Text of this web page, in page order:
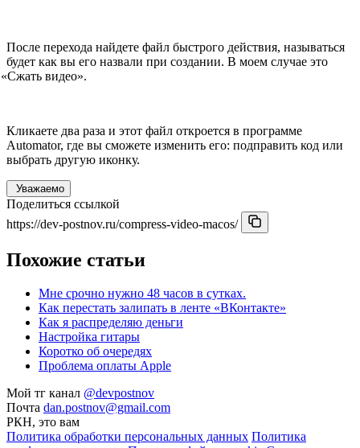
После перехода найдете файл быстрого действия, называться
будет как вы его назвали при создании. В моем случае это
«Сжать видео».
Кликаете два раза и этот файл откроется в программе
Automator, где вы сможете изменить его: подправить код или
выбрать другую иконку.
Уважаемо
Поделиться ссылкой
https://dev-postnov.ru/compress-video-macos/
Похожие статьи
Мне срочно нужно 48 часов в сутках.
Как перестать залипать в ленте «ВКонтакте»
Как я распределяю деньги
Настройка гитары
Коротко об очередях
Проблема оплаты Apple
Мой тг канал @devpostnov
Почта dan.postnov@gmail.com
РКН, это вам
Политика обработки персональных данных Политика